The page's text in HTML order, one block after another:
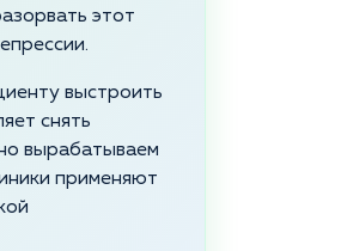
этот
выстроить
снять
вырабатываем
применяют